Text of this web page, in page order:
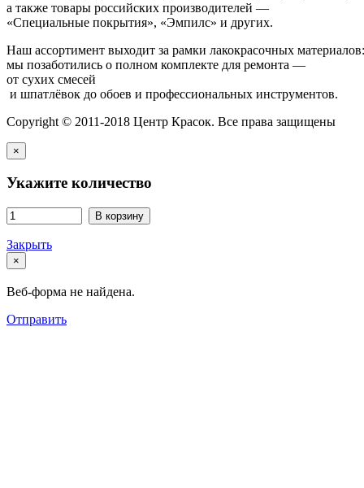
а также товары российских производителей —
«Специальные покрытия», «Эмпилс» и других.
Наш ассортимент выходит за рамки лакокрасочных
мы позаботились о полном комплекте для ремонта —
от сухих смесей
и шпатлёвок до обоев и профессиональных инструментов.
Copyright © 2011-2018 Центр Красок. Все права защищены
×
Укажите количество
В корзину
Закрыть
×
Веб-форма не найдена.
Отправить